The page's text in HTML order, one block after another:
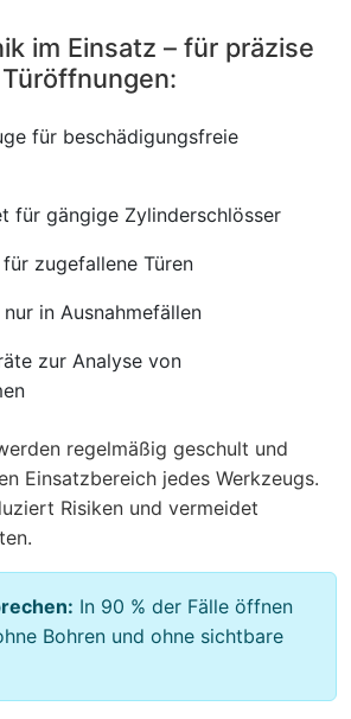
im Einsatz – für präzise
für beschädigungsfreie
für gängige Zylinderschlösser
zugefallene Türen
in Ausnahmefällen
zur Analyse von
regelmäßig geschult und
Einsatzbereich jedes Werkzeugs.
Risiken und vermeidet
In 90 % der Fälle öffnen
Bohren und ohne sichtbare